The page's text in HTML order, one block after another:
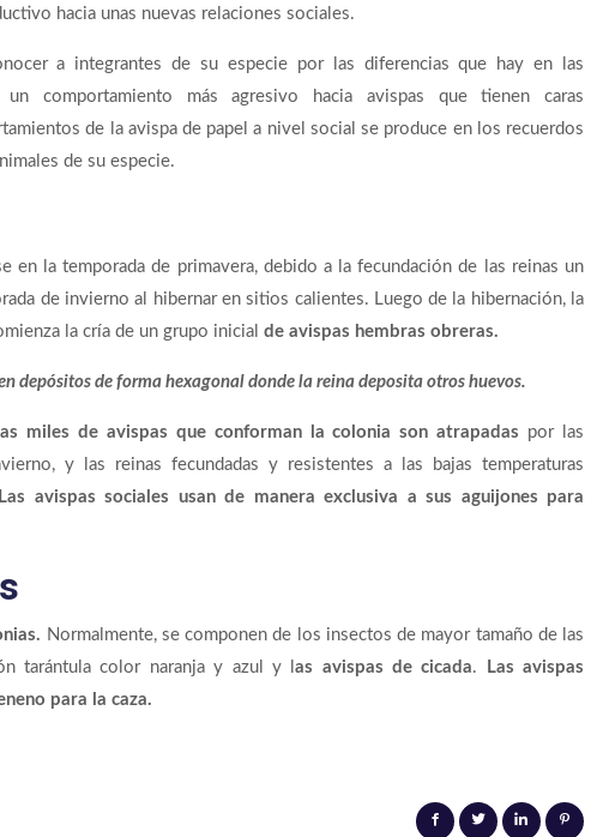
hacia unas nuevas relaciones sociales.
a integrantes de su especie por las diferencias que hay en las
un comportamiento más agresivo hacia avispas que tienen caras
de la avispa de papel a nivel social se produce en los recuerdos
de su especie.
en la temporada de primavera, debido a la fecundación de las reinas un
de invierno al hibernar en sitios calientes. Luego de la hibernación, la
la cría de un grupo inicial de avispas hembras obreras.
depósitos de forma hexagonal donde la reina deposita otros huevos.
las miles de avispas que conforman la colonia son atrapadas por las
y las reinas fecundadas y resistentes a las bajas temperaturas
Las avispas sociales usan de manera exclusiva a sus aguijones para
Normalmente, se componen de los insectos de mayor tamaño de las
tarántula color naranja y azul y las avispas de cicada.
Las avispas
para la caza.